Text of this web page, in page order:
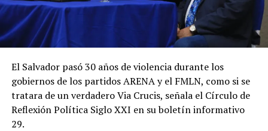
El Salvador pasó 30 años de violencia durante los
gobiernos de los partidos ARENA y el FMLN, como si se
tratara de un verdadero Via Crucis, señala el Círculo de
Reflexión Política Siglo XXI en su boletín informativo
29.